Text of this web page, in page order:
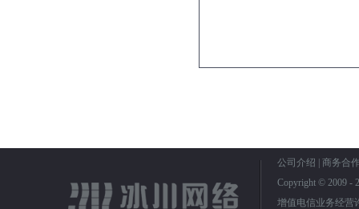
公司介绍
商务合
Copyright © 2009 -
增值电信业务经营